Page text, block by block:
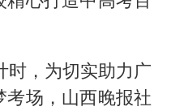
时，为切实助力广
场，山西晚报社